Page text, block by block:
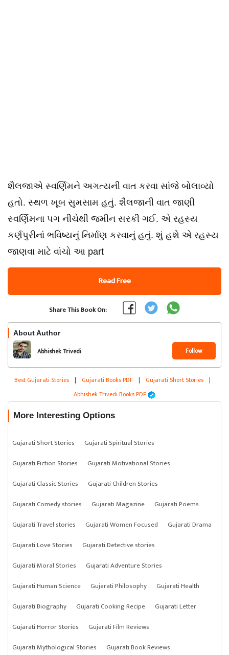
શૈલજાએ સ્વર્ણિમને અગત્યની વાત કરવા સાંજે બોલાવ્યો
હતો. સ્થળ ખૂબ સુમસામ હતું. શૈલજાની વાત જાણી
સ્વર્ણિમના પગ નીચેથી જમીન સરકી ગઈ. એ રહસ્ય
કર્ણપુરીનાં ભવિષ્યનું નિર્માણ કરવાનું હતું. શું હશે એ રહસ્ય
જાણવા માટે વાંચો આ part
Read Free
Share This Book On:
About Author
Abhishek Trivedi Follow
Best Gujarati Stories | Gujarati Books PDF | Gujarati Short Stories |
Abhishek Trivedi Books PDF
More Interesting Options
Gujarati Short Stories
Gujarati Spiritual Stories
Gujarati Fiction Stories
Gujarati Motivational Stories
Gujarati Classic Stories
Gujarati Children Stories
Gujarati Comedy stories
Gujarati Magazine
Gujarati Poems
Gujarati Travel stories
Gujarati Women Focused
Gujarati Drama
Gujarati Love Stories
Gujarati Detective stories
Gujarati Moral Stories
Gujarati Adventure Stories
Gujarati Human Science
Gujarati Philosophy
Gujarati Health
Gujarati Biography
Gujarati Cooking Recipe
Gujarati Letter
Gujarati Horror Stories
Gujarati Film Reviews
Gujarati Mythological Stories
Gujarati Book Reviews